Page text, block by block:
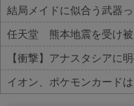
結局メイドに似合う武器